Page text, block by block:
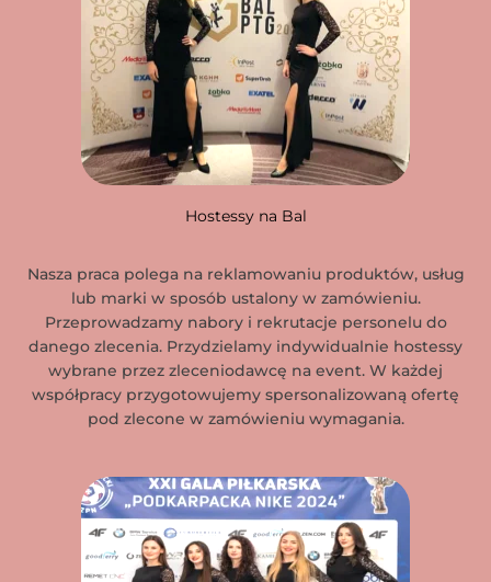
Hostessy na Bal
Nasza praca polega na reklamowaniu produktów, usług
lub marki w sposób ustalony w zamówieniu.
Przeprowadzamy nabory i rekrutacje personelu do
danego zlecenia. Przydzielamy indywidualnie hostessy
wybrane przez zleceniodawcę na event. W każdej
współpracy przygotowujemy spersonalizowaną ofertę
pod zlecone w zamówieniu wymagania.